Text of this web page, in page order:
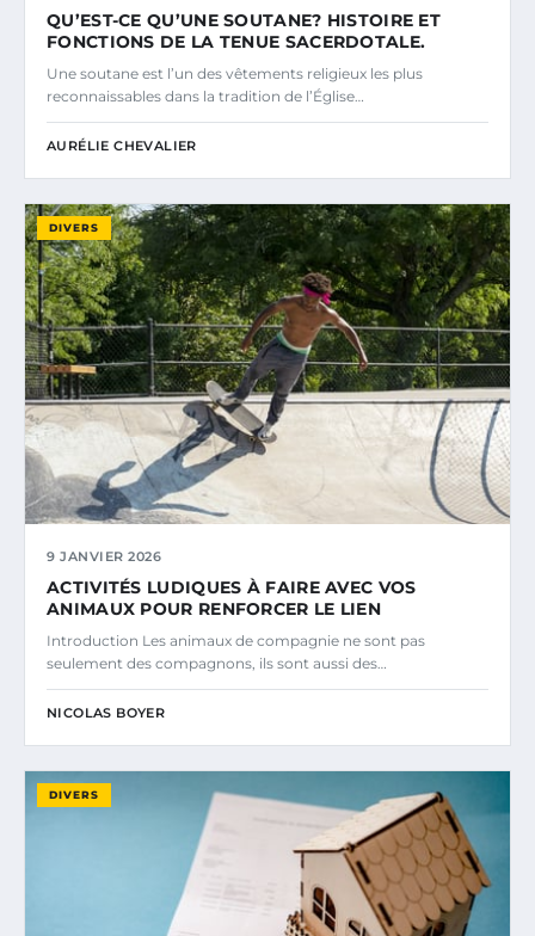
QU’EST-CE QU’UNE SOUTANE? HISTOIRE ET
FONCTIONS DE LA TENUE SACERDOTALE.
Une soutane est l’un des vêtements religieux les plus
reconnaissables dans la tradition de l’Église…
AURÉLIE CHEVALIER
DIVERS
9 JANVIER 2026
ACTIVITÉS LUDIQUES À FAIRE AVEC VOS
ANIMAUX POUR RENFORCER LE LIEN
Introduction Les animaux de compagnie ne sont pas
seulement des compagnons, ils sont aussi des…
NICOLAS BOYER
DIVERS